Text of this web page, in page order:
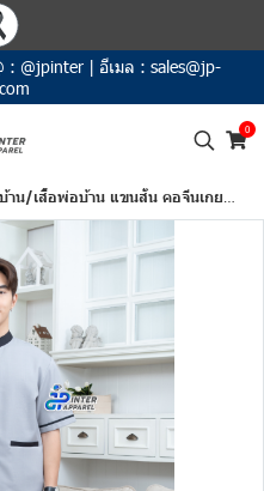
: @jpinter | อีเมล : sales@jp-
0
อบ้าน แขนสั้น คอจีนเกย สีเทา แต่งปก 2 สี กุ๊นสาบ ปลายแขน แต่งปากกระเป๋าสีดำ